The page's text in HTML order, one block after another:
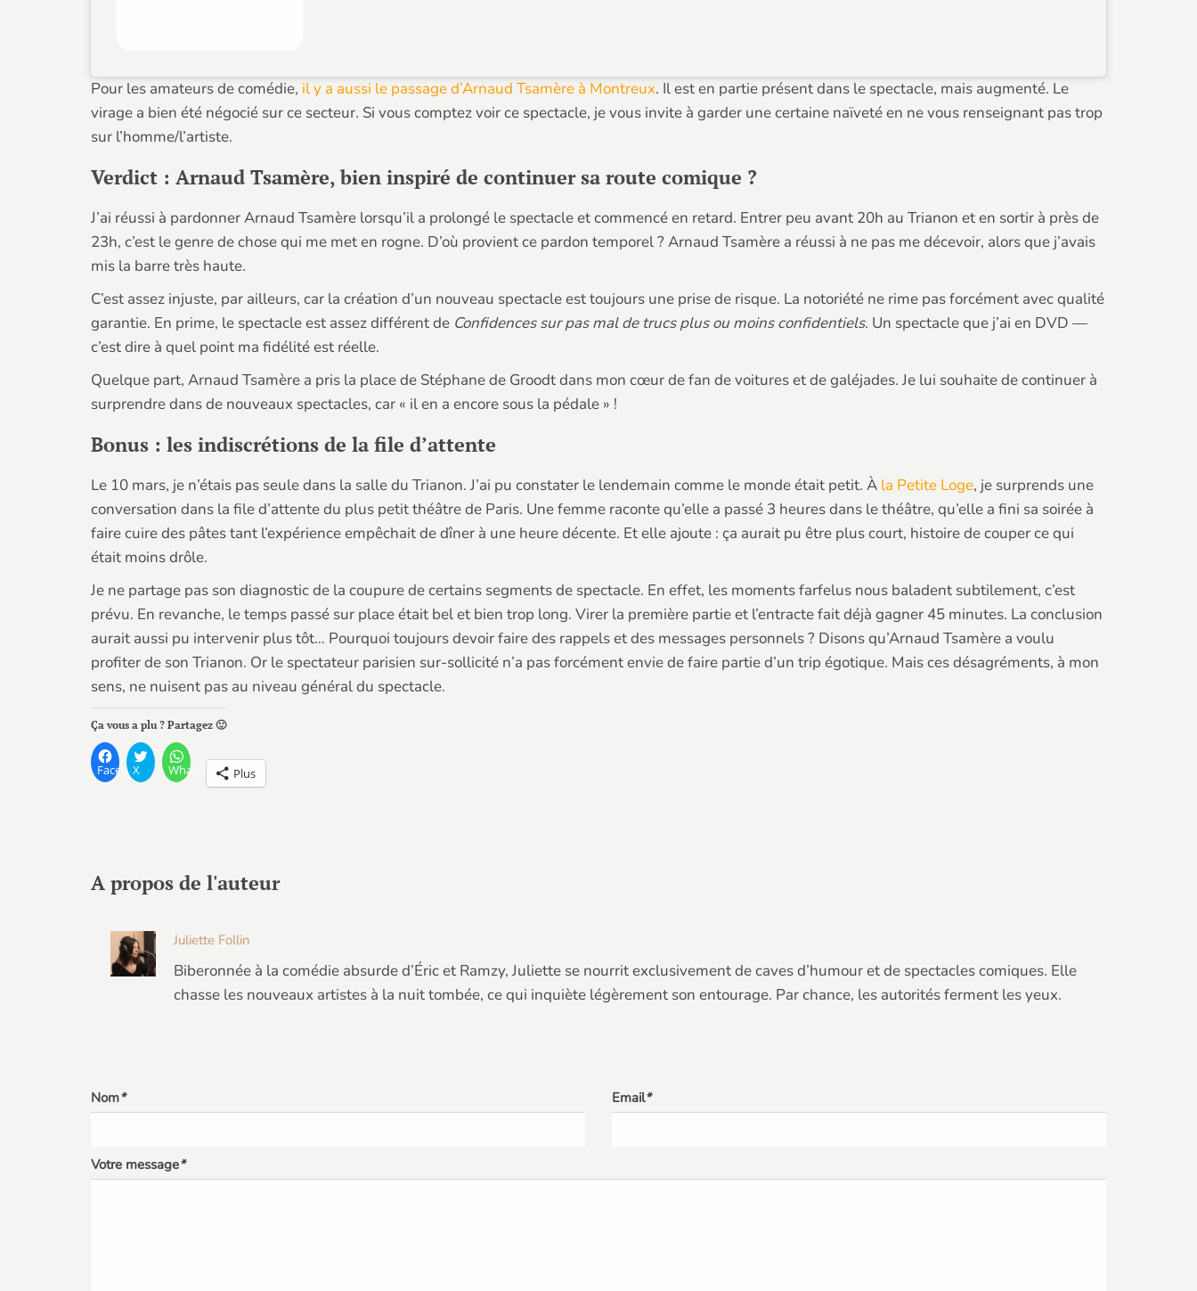
Pour les amateurs de comédie, il y a aussi le passage d’Arnaud Tsamère à Montreux. Il est en partie présent dans le spectacle, mais augmenté. Le
virage a bien été négocié sur ce secteur. Si vous comptez voir ce spectacle, je vous invite à garder une certaine naïveté en ne vous renseignant pas trop
sur l’homme/l’artiste.
Verdict : Arnaud Tsamère, bien inspiré de continuer sa route comique ?
J’ai réussi à pardonner Arnaud Tsamère lorsqu’il a prolongé le spectacle et commencé en retard. Entrer peu avant 20h au Trianon et en sortir à près de
23h, c’est le genre de chose qui me met en rogne. D’où provient ce pardon temporel ? Arnaud Tsamère a réussi à ne pas me décevoir, alors que j’avais
mis la barre très haute.
C’est assez injuste, par ailleurs, car la création d’un nouveau spectacle est toujours une prise de risque. La notoriété ne rime pas forcément avec qualité
garantie. En prime, le spectacle est assez différent de Confidencessur pas mal de trucs plus ou moins confidentiels. Un spectacle que j’ai en DVD —
c’est dire à quel point ma fidélité est réelle.
Quelque part, Arnaud Tsamère a pris la place de Stéphane de Groodt dans mon cœur de fan de voitures et de galéjades. Je lui souhaite de continuer à
surprendre dans de nouveaux spectacles, car « il en a encore sous la pédale » !
Bonus : les indiscrétions de la file d’attente
Le 10 mars, je n’étais pas seule dans la salle du Trianon. J’ai pu constater le lendemain comme le monde était petit. À la Petite Loge, je surprends une
conversation dans la file d’attente du plus petit théâtre de Paris. Une femme raconte qu’elle a passé 3 heures dans le théâtre, qu’elle a fini sa soirée à
faire cuire des pâtes tant l’expérience empêchait de dîner à une heure décente. Et elle ajoute : ça aurait pu être plus court, histoire de couper ce qui
était moins drôle.
Je ne partage pas son diagnostic de la coupure de certains segments de spectacle. En effet, les moments farfelus nous baladent subtilement, c’est
prévu. En revanche, le temps passé sur place était bel et bien trop long. Virer la première partie et l’entracte fait déjà gagner 45 minutes. La conclusion
aurait aussi pu intervenir plus tôt… Pourquoi toujours devoir faire des rappels et des messages personnels ? Disons qu’Arnaud Tsamère a voulu
profiter de son Trianon. Or le spectateur parisien sur-sollicité n’a pas forcément envie de faire partie d’un trip égotique. Mais ces désagréments, à mon
sens, ne nuisent pas au niveau général du spectacle.
Ça vous a plu ? Partagez 🙂
Facebook
X WhatsApp Plus
A propos de l'auteur
Juliette Follin
Biberonnée à la comédie absurde d’Éric et Ramzy, Juliette se nourrit exclusivement de caves d’humour et de spectacles comiques. Elle
chasse les nouveaux artistes à la nuit tombée, ce qui inquiète légèrement son entourage. Par chance, les autorités ferment les yeux.
Nom* Email*
Votre message*